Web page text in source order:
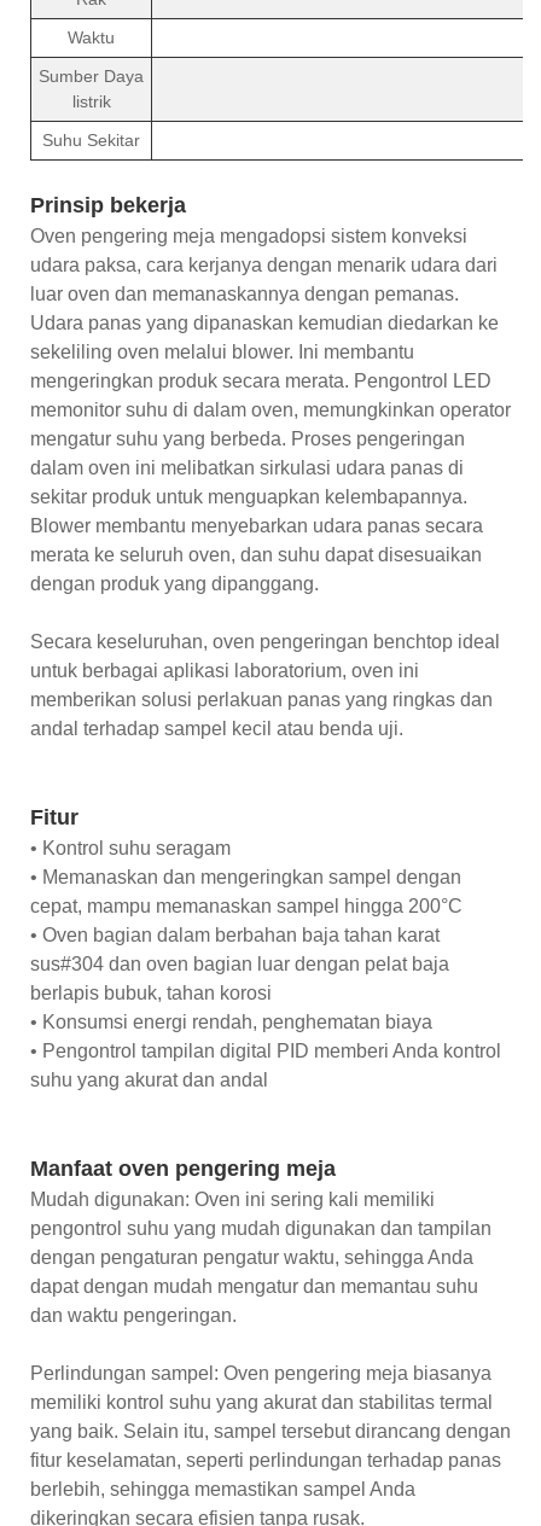
Waktu
Sumber Daya
listrik
Suhu Sekitar
Prinsip bekerja
Oven pengering meja mengadopsi sistem konveksi
udara paksa, cara kerjanya dengan menarik udara dari
luar oven dan memanaskannya dengan pemanas.
Udara panas yang dipanaskan kemudian diedarkan ke
sekeliling oven melalui blower. Ini membantu
mengeringkan produk secara merata. Pengontrol LED
memonitor suhu di dalam oven, memungkinkan operator
mengatur suhu yang berbeda. Proses pengeringan
dalam oven ini melibatkan sirkulasi udara panas di
sekitar produk untuk menguapkan kelembapannya.
Blower membantu menyebarkan udara panas secara
merata ke seluruh oven, dan suhu dapat disesuaikan
dengan produk yang dipanggang.
Secara keseluruhan, oven pengeringan benchtop ideal
untuk berbagai aplikasi laboratorium, oven ini
memberikan solusi perlakuan panas yang ringkas dan
andal terhadap sampel kecil atau benda uji.
Fitur
• Kontrol suhu seragam
• Memanaskan dan mengeringkan sampel dengan
cepat, mampu memanaskan sampel hingga 200°C
• Oven bagian dalam berbahan baja tahan karat
sus#304 dan oven bagian luar dengan pelat baja
berlapis bubuk, tahan korosi
• Konsumsi energi rendah, penghematan biaya
• Pengontrol tampilan digital PID memberi Anda kontrol
suhu yang akurat dan andal
Manfaat oven pengering meja
Mudah digunakan: Oven ini sering kali memiliki
pengontrol suhu yang mudah digunakan dan tampilan
dengan pengaturan pengatur waktu, sehingga Anda
dapat dengan mudah mengatur dan memantau suhu
dan waktu pengeringan.
Perlindungan sampel: Oven pengering meja biasanya
memiliki kontrol suhu yang akurat dan stabilitas termal
yang baik. Selain itu, sampel tersebut dirancang dengan
fitur keselamatan, seperti perlindungan terhadap panas
berlebih, sehingga memastikan sampel Anda
dikeringkan secara efisien tanpa rusak.